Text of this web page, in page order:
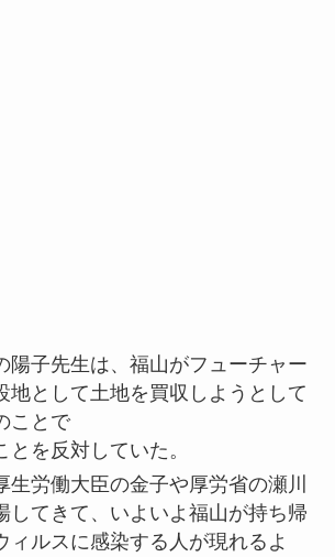
陽子先生は、福山がフューチャー
地として土地を買収しようとして
ことで
とを反対していた。
生労働大臣の金子や厚労省の瀬川
してきて、いよいよ福山が持ち帰
ィルスに感染する人が現れるよ